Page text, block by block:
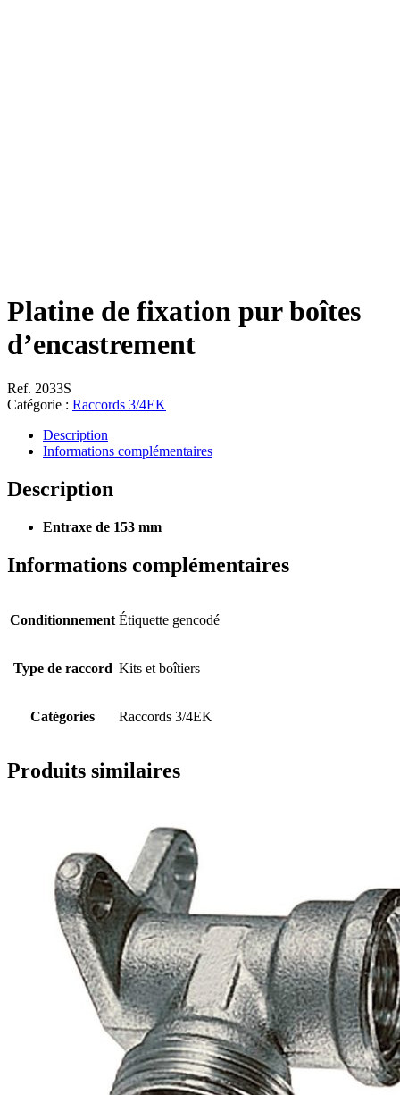
Platine de fixation pur boîtes
d’encastrement
Ref. 2033S
Catégorie : Raccords 3/4EK
Description
Informations complémentaires
Description
Entraxe de 153 mm
Informations complémentaires
Conditionnement Étiquette gencodé
Type de raccord Kits et boîtiers
Catégories Raccords 3/4EK
Produits similaires